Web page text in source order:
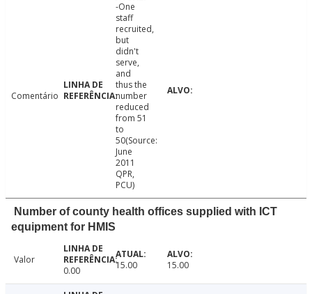
Comentário
-One
staff
recruited,
but
didn't
serve,
and
thus the
number
reduced
from 51
to
50(Source:
June
2011
QPR,
PCU)
Number of county health offices supplied with ICT
equipment for HMIS
Valor
0.00
15.00 15.00